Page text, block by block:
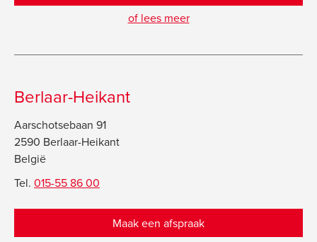
of lees meer
Berlaar-Heikant
Aarschotsebaan 91
2590 Berlaar-Heikant
België
Tel. 015-55 86 00
Maak een afspraak